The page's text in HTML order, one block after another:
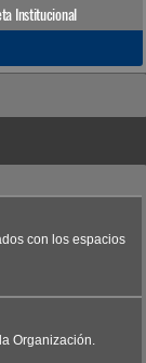
Institucional
con los espacios
Organización.